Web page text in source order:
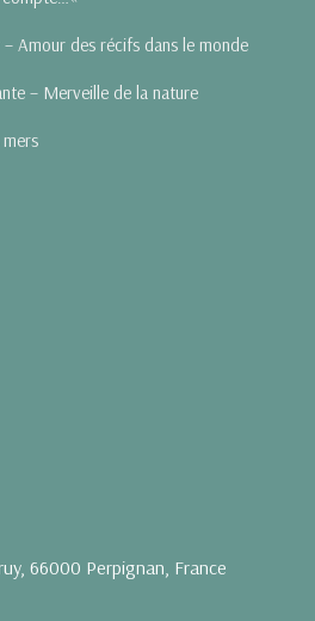
Amour des récifs dans le monde
– Merveille de la nature
66000 Perpignan, France